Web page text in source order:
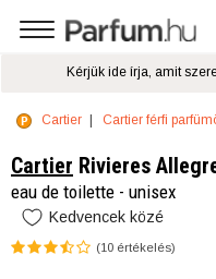
Cartier Cartier férfi
Cartier Rivieres
eau de toilette - unisex
Kedvencek közé
(10 értékelés)